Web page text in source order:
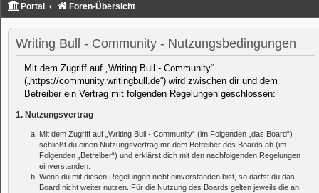
Portal Foren-Übersicht
Writing Bull - Community - Nutzungsbedingungen
Mit dem Zugriff auf „Writing Bull - Community“
(„https://community.writingbull.de“) wird zwischen dir und dem
Betreiber ein Vertrag mit folgenden Regelungen geschlossen:
1. Nutzungsvertrag
Mit dem Zugriff auf „Writing Bull - Community“ (im Folgenden „das Board“)
schließt du einen Nutzungsvertrag mit dem Betreiber des Boards ab (im
Folgenden „Betreiber“) und erklärst dich mit den nachfolgenden Regelungen
einverstanden.
Wenn du mit diesen Regelungen nicht einverstanden bist, so darfst du das
Board nicht weiter nutzen. Für die Nutzung des Boards gelten jeweils die an